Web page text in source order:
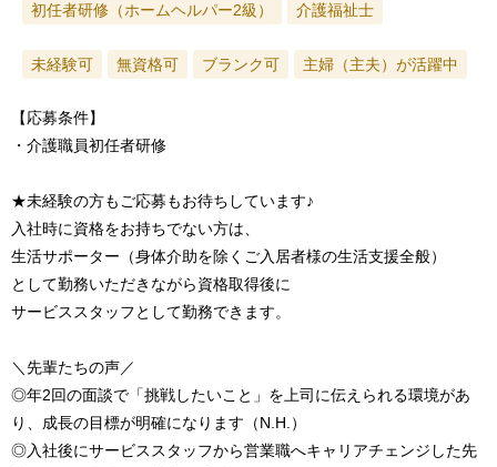
初任者研修（ホームヘルパー2級）
介護福祉士
未経験可 無資格可 ブランク可 主婦（主夫）が活躍中
【応募条件】
・介護職員初任者研修
★未経験の方もご応募もお待ちしています♪
入社時に資格をお持ちでない方は、
生活サポーター（身体介助を除くご入居者様の生活支援全般）
として勤務いただきながら資格取得後に
サービススタッフとして勤務できます。
＼先輩たちの声／
◎年2回の面談で「挑戦したいこと」を上司に伝えられる環境があ
り、成長の目標が明確になります（N.H.）
◎入社後にサービススタッフから営業職へキャリアチェンジした先